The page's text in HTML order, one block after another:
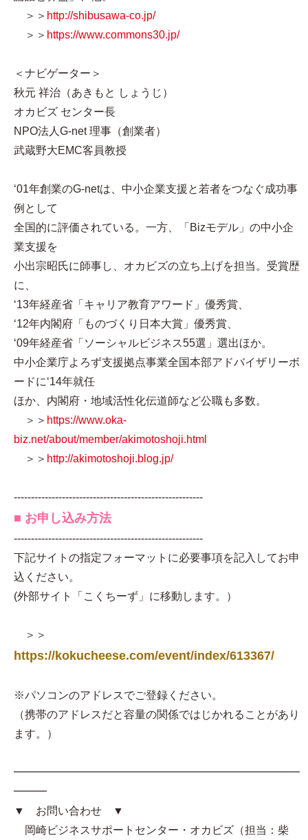
＞＞ http://shibusawa-co.jp/
＞＞ https://www.commons30.jp/
＜ナビゲーター＞
秋元 祥治（あきもと しょうじ）
オカビズ センター長
NPO法人G-net 理事（創業者）
武蔵野大EMC客員教授
‘01年創業のG-netは、中小企業支援と若者をつなぐ成功事
例として
全国的に評価されている。一方、「Bizモデル」の中小企
業支援を
小出宗昭氏に師事し、オカビズの立ち上げを担当。受賞歴
に、
‘13年経産省「キャリア教育アワード」優秀賞、
‘12年内閣府「ものづくり日本大賞」優秀賞、
‘09年経産省「ソーシャルビジネス55選」選出ほか。
中小企業庁よろず支援拠点事業全国本部アドバイザリーボ
ードに‘14年就任
ほか、内閣府・地域活性化伝道師など公職も多数。
＞＞ https://www.oka-
biz.net/about/member/akimotoshoji.html
＞＞ http://akimotoshoji.blog.jp/
-------------------------------------------------------
■ お申し込み方法
-------------------------------------------------------
下記サイトの指定フォーマットに必要事項を記入してお申
込ください。
(外部サイト「こくちーず」に移動します。）
＞＞
https://kokucheese.com/event/index/613367/
※パソコンのアドレスでご登録ください。
（携帯のアドレスだと容量の関係ではじかれることがあり
ます。）
━━━━━━━━━━━━━━━━━━━━━━━━━━
━━━
▼ お問い合わせ ▼
岡崎ビジネスサポートセンター・オカビズ（担当：柴